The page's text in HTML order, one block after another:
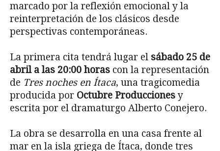
marcado por la reflexión emocional y la
reinterpretación de los clásicos desde
perspectivas contemporáneas.
La primera cita tendrá lugar el sábado 25 de
abril a las 20:00 horas con la representación
de Tres noches en Ítaca, una tragicomedia
producida por Octubre Produccionesy
escrita por el dramaturgo Alberto Conejero.
La obra se desarrolla en una casa frente al
mar en la isla griega de Ítaca, donde tres